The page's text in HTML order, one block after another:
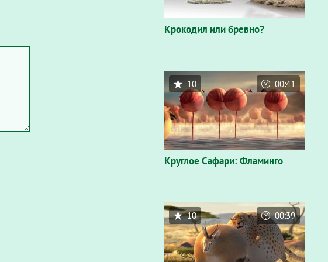
Крокодил или бревно?
Круглое Сафари: Фламинго
10 00:41
10 00:39